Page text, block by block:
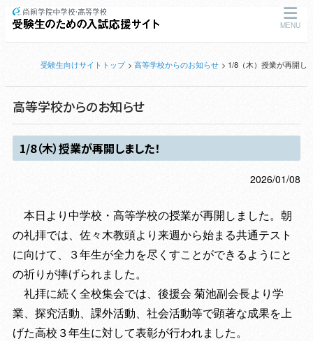
MENU
受験生向けサイトトップ 高等学校からのお知らせ 1/8（木）授業が再開し
高等学校からのお知らせ
1/8（木）授業が再開しました！
2026/01/08
本日より中学校・高等学校の授業が再開しました。朝
の礼拝では、佐々木教頭より来週から始まる共通テスト
に向けて、３年生が全力を尽くすことができるようにと
の祈りが捧げられました。
礼拝に続く全校集会では、後援会 菊池副会長より学
業、探究活動、課外活動、社会活動等で顕著な成果を上
げた高校３年生に対して表彰が行われました。